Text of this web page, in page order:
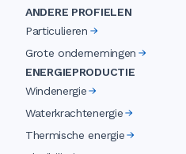
ANDERE PROFIELEN
Particulieren
Grote ondernemingen
ENERGIEPRODUCTIE
Windenergie
Waterkrachtenergie
Thermische energie